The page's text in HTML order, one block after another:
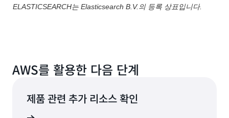
ELASTICSEARCH는 Elasticsearch B.V.의 등록 상표입니다.
AWS를 활용한 다음 단계
제품 관련 추가 리소스 확인